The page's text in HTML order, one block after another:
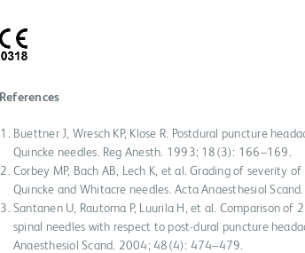
References
Buettner J, Wresch KP, Klose R. Postdural puncture
Quincke needles. Reg Anesth. 1993; 18(3): 166–169.
Corbey MP, Bach AB, Lech K, et al. Grading of severity
Quincke and Whitacre needles. Acta Anaesthesiol
Santanen U, Rautoma P, Luurila H, et al. Comparison
spinal needles with respect to post-dural puncture
Anaesthesiol Scand. 2004; 48(4): 474–479.